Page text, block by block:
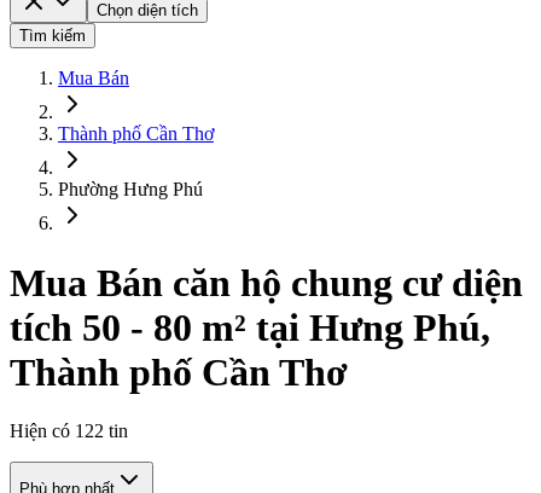
Chọn diện tích
Tìm kiếm
Mua Bán
Thành phố Cần Thơ
Phường Hưng Phú
Mua Bán căn hộ chung cư diện
tích 50 - 80 m² tại Hưng Phú,
Thành phố Cần Thơ
Hiện có 122 tin
Phù hợp nhất